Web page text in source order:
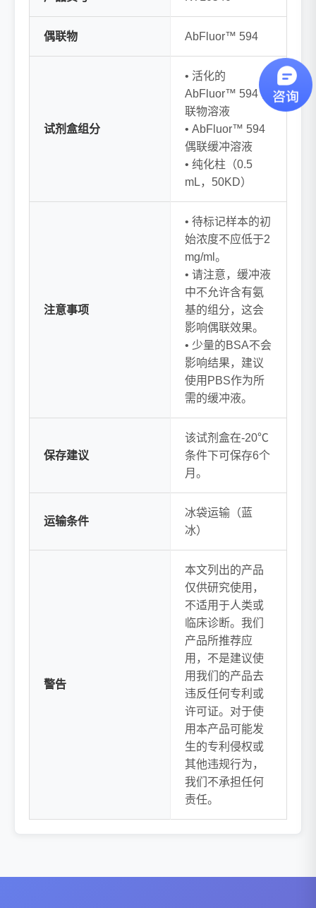
偶联物 AbFluor™ 594
试剂盒组分
• 活化的
AbFluor™ 594 偶
联物溶液
• AbFluor™ 594
偶联缓冲溶液
• 纯化柱（0.5
mL，50KD）
注意事项
• 待标记样本的初
始浓度不应低于2
mg/ml。
• 请注意，缓冲液
中不允许含有氨
基的组分，这会
影响偶联效果。
• 少量的BSA不会
影响结果，建议
使用PBS作为所
需的缓冲液。
保存建议
该试剂盒在-20℃
条件下可保存6个
月。
运输条件
冰袋运输（蓝
冰）
警告
本文列出的产品
仅供研究使用，
不适用于人类或
临床诊断。我们
产品所推荐应
用，不是建议使
用我们的产品去
违反任何专利或
许可证。对于使
用本产品可能发
生的专利侵权或
其他违规行为，
我们不承担任何
责任。